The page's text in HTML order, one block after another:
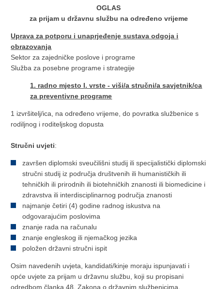
OGLAS
za prijam u državnu službu na određeno vrijeme
Uprava za potporu i unaprjeđenje sustava odgoja i
obrazovanja
Sektor za zajedničke poslove i programe
Služba za posebne programe i strategije
1. radno mjesto I. vrste - viši/a stručni/a savjetnik/ca
za preventivne programe
1 izvršitelj/ica, na određeno vrijeme, do povratka službenice s
rodiljnog i roditeljskog dopusta
Stručni uvjeti:
završen diplomski sveučilišni studij ili specijalistički diplomski
stručni studij iz područja društvenih ili humanističkih ili
tehničkih ili prirodnih ili biotehničkih znanosti ili biomedicine i
zdravstva ili interdisciplinarnog područja znanosti
najmanje četiri (4) godine radnog iskustva na
odgovarajućim poslovima
znanje rada na računalu
znanje engleskog ili njemačkog jezika
položen državni stručni ispit
Osim navedenih uvjeta, kandidati/kinje moraju ispunjavati i
opće uvjete za prijam u državnu službu, koji su propisani
odredbom članka 48. Zakona o državnim službenicima.